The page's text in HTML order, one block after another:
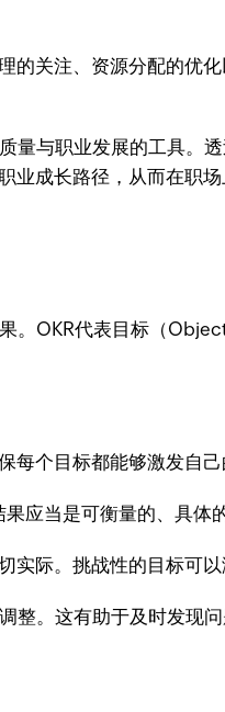
的关注、资源分配的优
量与职业发展的工具。
业成长路径，从而在职场
。OKR代表目标（
个目标都能够激发自己
应当是可衡量的、具体
际。挑战性的目标可以
整。这有助于及时发现问